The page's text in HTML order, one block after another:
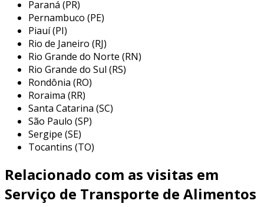
essa infraestrutura robusta não só protege
seus produtos, mas também impulsa sua
capacidade competitiva no mercado.
vantagens do serviço de transporte
serviço de transporte de alimentos não
perecíveis oferece inúmeras vantagens
competitivas para sua empresa. com um
monitoramento em tempo real
acompanhar cada etapa do processo logístico,
garantindo total transparência e controle
sobre suas cargas.
Paraná (PR)
Pernambuco (PE)
Piauí (PI)
Rio de Janeiro (RJ)
Rio Grande do Norte (RN)
Rio Grande do Sul (RS)
Rondônia (RO)
Roraima (RR)
Santa Catarina (SC)
São Paulo (SP)
Sergipe (SE)
Tocantins (TO)
Relacionado com as visitas em
Serviço de Transporte de Alimentos